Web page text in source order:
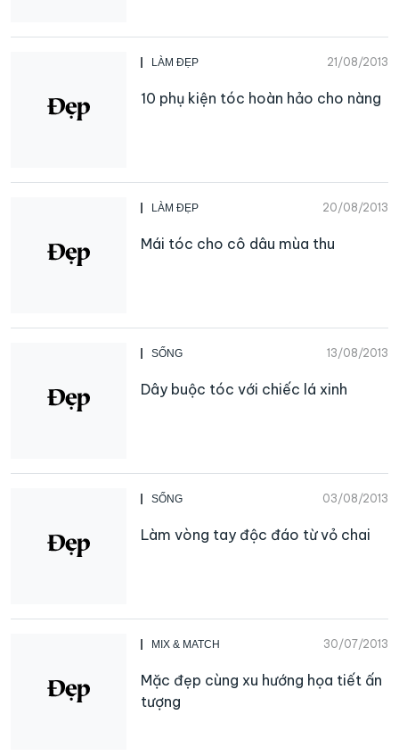
LÀM ĐẸP 21/08/2013
10 phụ kiện tóc hoàn hảo cho nàng
LÀM ĐẸP 20/08/2013
Mái tóc cho cô dâu mùa thu
SỐNG 13/08/2013
Dây buộc tóc với chiếc lá xinh
SỐNG 03/08/2013
Làm vòng tay độc đáo từ vỏ chai
MIX & MATCH 30/07/2013
Mặc đẹp cùng xu hướng họa tiết ấn
tượng